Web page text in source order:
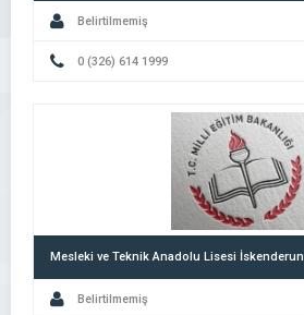
Belirtilmemiş
0 (326) 614 1999
Mesleki ve Teknik Anadolu Lisesi İskenderun
Belirtilmemiş